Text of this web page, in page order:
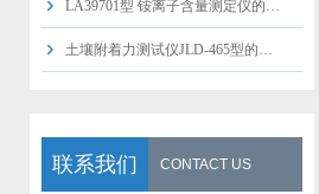
LA39701型 铵离子含量测定仪的…
土壤附着力测试仪JLD-465型的…
联系我们 CONTACT US